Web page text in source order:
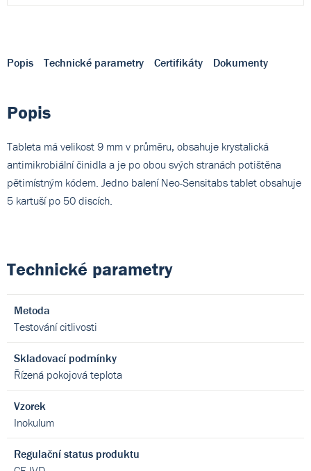
Popis Technické parametry Certifikáty Dokumenty
Popis
Tableta má velikost 9 mm v průměru, obsahuje krystalická
antimikrobiální činidla a je po obou svých stranách potištěna
pětimístným kódem. Jedno balení Neo-Sensitabs tablet obsahuje
5 kartuší po 50 discích.
Technické parametry
Metoda
Testování citlivosti
Skladovací podmínky
Řízená pokojová teplota
Vzorek
Inokulum
Regulační status produktu